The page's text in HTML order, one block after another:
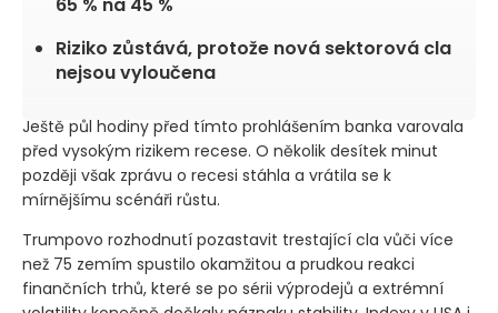
65 % na 45 %
Riziko zůstává, protože nová sektorová cla
nejsou vyloučena
Ještě půl hodiny před tímto prohlášením banka varovala
před vysokým rizikem recese. O několik desítek minut
později však zprávu o recesi stáhla a vrátila se k
mírnějšímu scénáři růstu.
Trumpovo rozhodnutí pozastavit trestající cla vůči více
než 75 zemím spustilo okamžitou a prudkou reakci
finančních trhů, které se po sérii výprodejů a extrémní